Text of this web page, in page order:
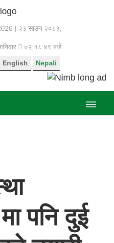
| २३ साउन २०८३,
०२:१८:५० बजे
Nepali
English
पनि दुई